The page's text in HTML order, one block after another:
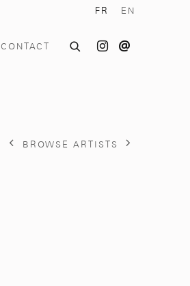
CONTACT
FR EN
BROWSE ARTISTS